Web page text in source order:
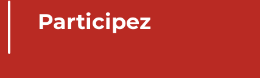
Participez